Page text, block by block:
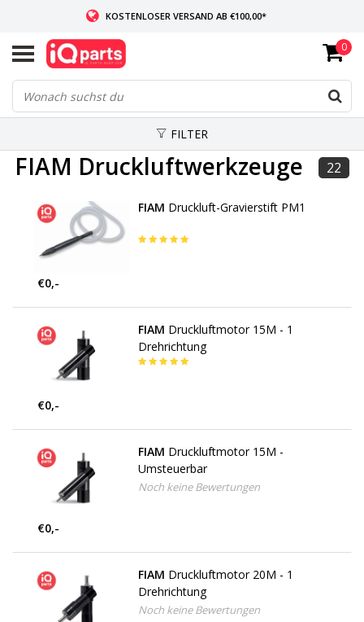
KOSTENLOSER VERSAND AB €100,00*
WENN AUF LAGER: VOR 14:00 UHR BESTELLT, VERSAND AM SELBEN TAG
WELTWEITE LIEFERUNG
0
FILTER
FIAM Druckluftwerkzeuge 22
FIAM Druckluft-Gravierstift PM1
€0,-
FIAM Druckluftmotor 15M - 1
Drehrichtung
€0,-
FIAM Druckluftmotor 15M -
Umsteuerbar
Noch keine Bewertungen
€0,-
FIAM Druckluftmotor 20M - 1
Drehrichtung
Noch keine Bewertungen